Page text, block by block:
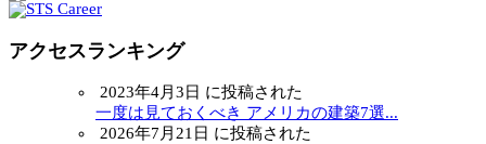
アクセスランキング
2023年4月3日 に投稿された
一度は見ておくべき アメリカの建築7選...
2026年7月21日 に投稿された